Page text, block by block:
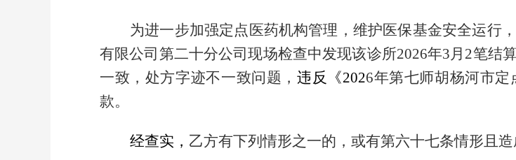
为进一步加强定点医药机构管理，维护医保基金安全运行
有限公司第二十分公司现场检查中发现该诊所2026年3月2笔结
一致，处方字迹不一致问题，违反《2026年第七师胡杨河市
款。
经查实， 乙方有下列情形之一的，或有第六十七条情形且